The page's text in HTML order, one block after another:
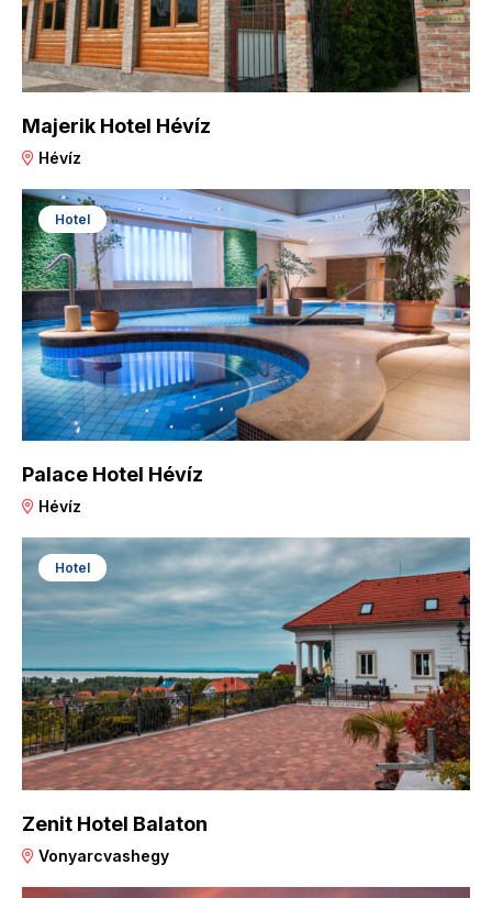
Majerik Hotel Hévíz
Hévíz
Hotel
Palace Hotel Hévíz
Hévíz
Hotel
Zenit Hotel Balaton
Vonyarcvashegy